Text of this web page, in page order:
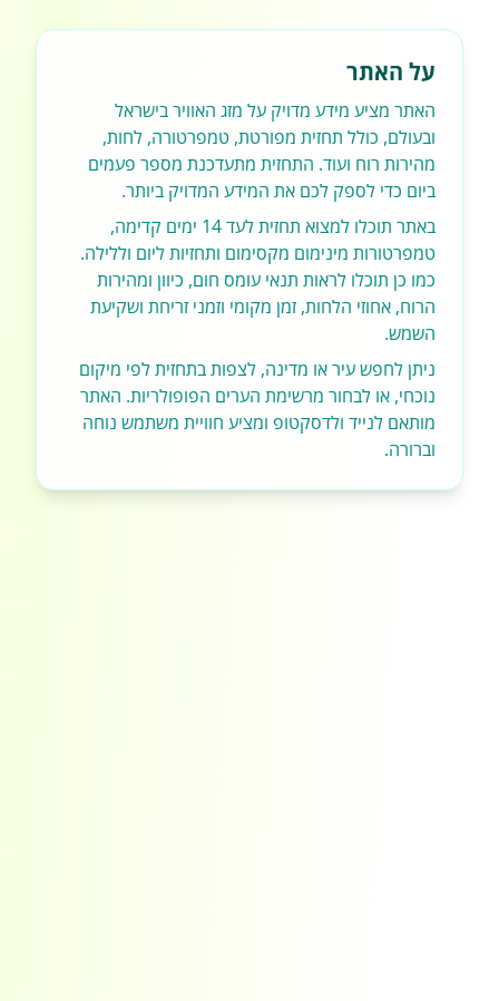
על האתר
האתר מציע מידע מדויק על מזג האוויר בישראל
ובעולם, כולל תחזית מפורטת, טמפרטורה, לחות,
מהירות רוח ועוד. התחזית מתעדכנת מספר פעמים
ביום כדי לספק לכם את המידע המדויק ביותר.
באתר תוכלו למצוא תחזית לעד 14 ימים קדימה,
טמפרטורות מינימום מקסימום ותחזיות ליום וללילה.
כמו כן תוכלו לראות תנאי עומס חום, כיוון ומהירות
הרוח, אחוזי הלחות, זמן מקומי וזמני זריחת ושקיעת
השמש.
ניתן לחפש עיר או מדינה, לצפות בתחזית לפי מיקום
נוכחי, או לבחור מרשימת הערים הפופולריות. האתר
מותאם לנייד ולדסקטופ ומציע חוויית משתמש נוחה
וברורה.